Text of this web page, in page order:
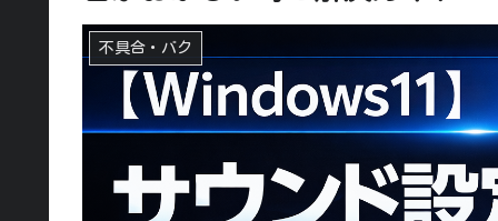
不具合・バク